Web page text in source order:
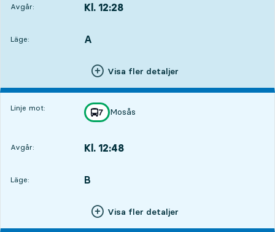
Avgår: Kl. 12:28
Läge:
LÄGE, A
,
Visa fler detaljer
Linje mot: linje
7
mot
Mosås
,
Avgår: Kl. 12:48
Läge:
LÄGE, B
,
Visa fler detaljer